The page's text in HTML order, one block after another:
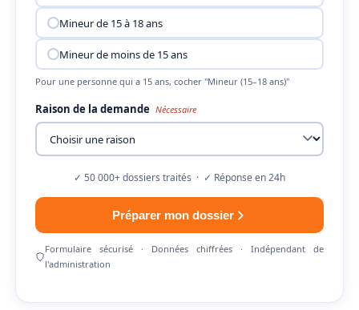
Mineur de 15 à 18 ans
Mineur de moins de 15 ans
Pour une personne qui a 15 ans, cocher "Mineur (15–18 ans)"
Raison de la demande Nécessaire
✓ 50 000+ dossiers traités · ✓ Réponse en 24h
Préparer mon dossier
Formulaire sécurisé · Données chiffrées · Indépendant de
l'administration